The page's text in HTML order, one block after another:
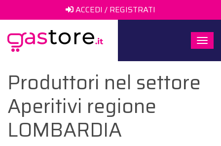
ACCEDI / REGISTRATI
Produttori nel settore
Aperitivi regione
LOMBARDIA